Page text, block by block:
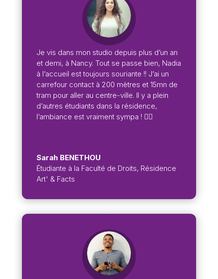
Je vis dans mon studio depuis plus d’un an
et demi, à Nancy. Tout se passe bien, Nadia
à l’accueil est toujours souriante !! J’ai un
carrefour contact à 200 mètres et 15mn de
tram pour aller au centre-ville. Il y a plein
d’autres étudiants dans la résidence,
l’ambiance est vraiment sympa ! 👍🏼
Sarah BENETHOU
Étudiante à la Faculté de Droits, Résidence
Art' & Facts